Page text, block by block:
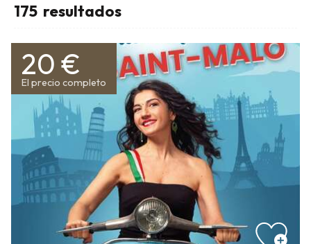
175 resultados
20 €
El precio completo